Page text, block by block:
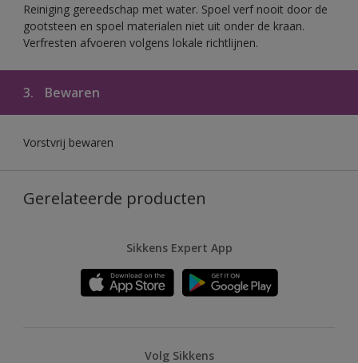
Reiniging gereedschap met water. Spoel verf nooit door de
gootsteen en spoel materialen niet uit onder de kraan.
Verfresten afvoeren volgens lokale richtlijnen.
3. Bewaren
Vorstvrij bewaren
Gerelateerde producten
Sikkens Expert App
Volg Sikkens